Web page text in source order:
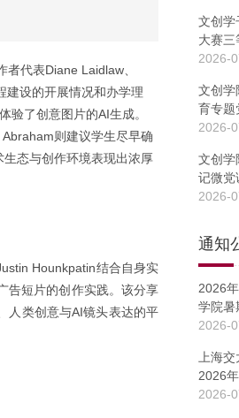
代表Diane Laidlaw、
建设的开展情况和办学理
验了创意图片的AI生成。
则建议学生尽早确
态与创作环境表现出浓厚
Hounkpatin结合自身实
告短片的创作实践。该分享
人类创意与AI镜头表达的平
文创学
大赛三
2026-
文创学
育专题
2026-
文创学
记微党
2026-
通知
2026
学院暑
2026-
上海
2026
2026-